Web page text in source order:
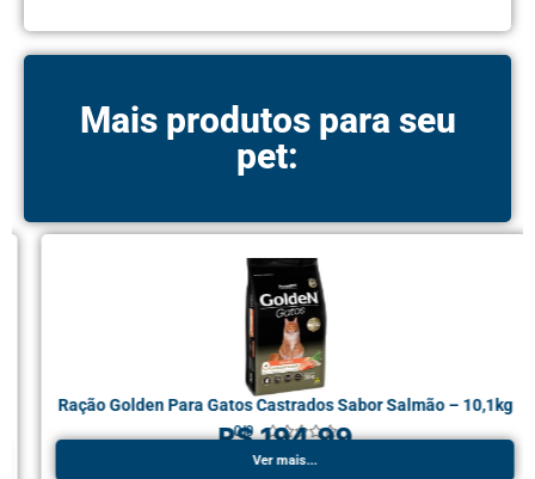
Mais produtos para seu
pet:
Ração Golden Para Gatos Castrados Sabor Salmão – 10,1kg
0.0 
R$ 194,99
Ver mais...